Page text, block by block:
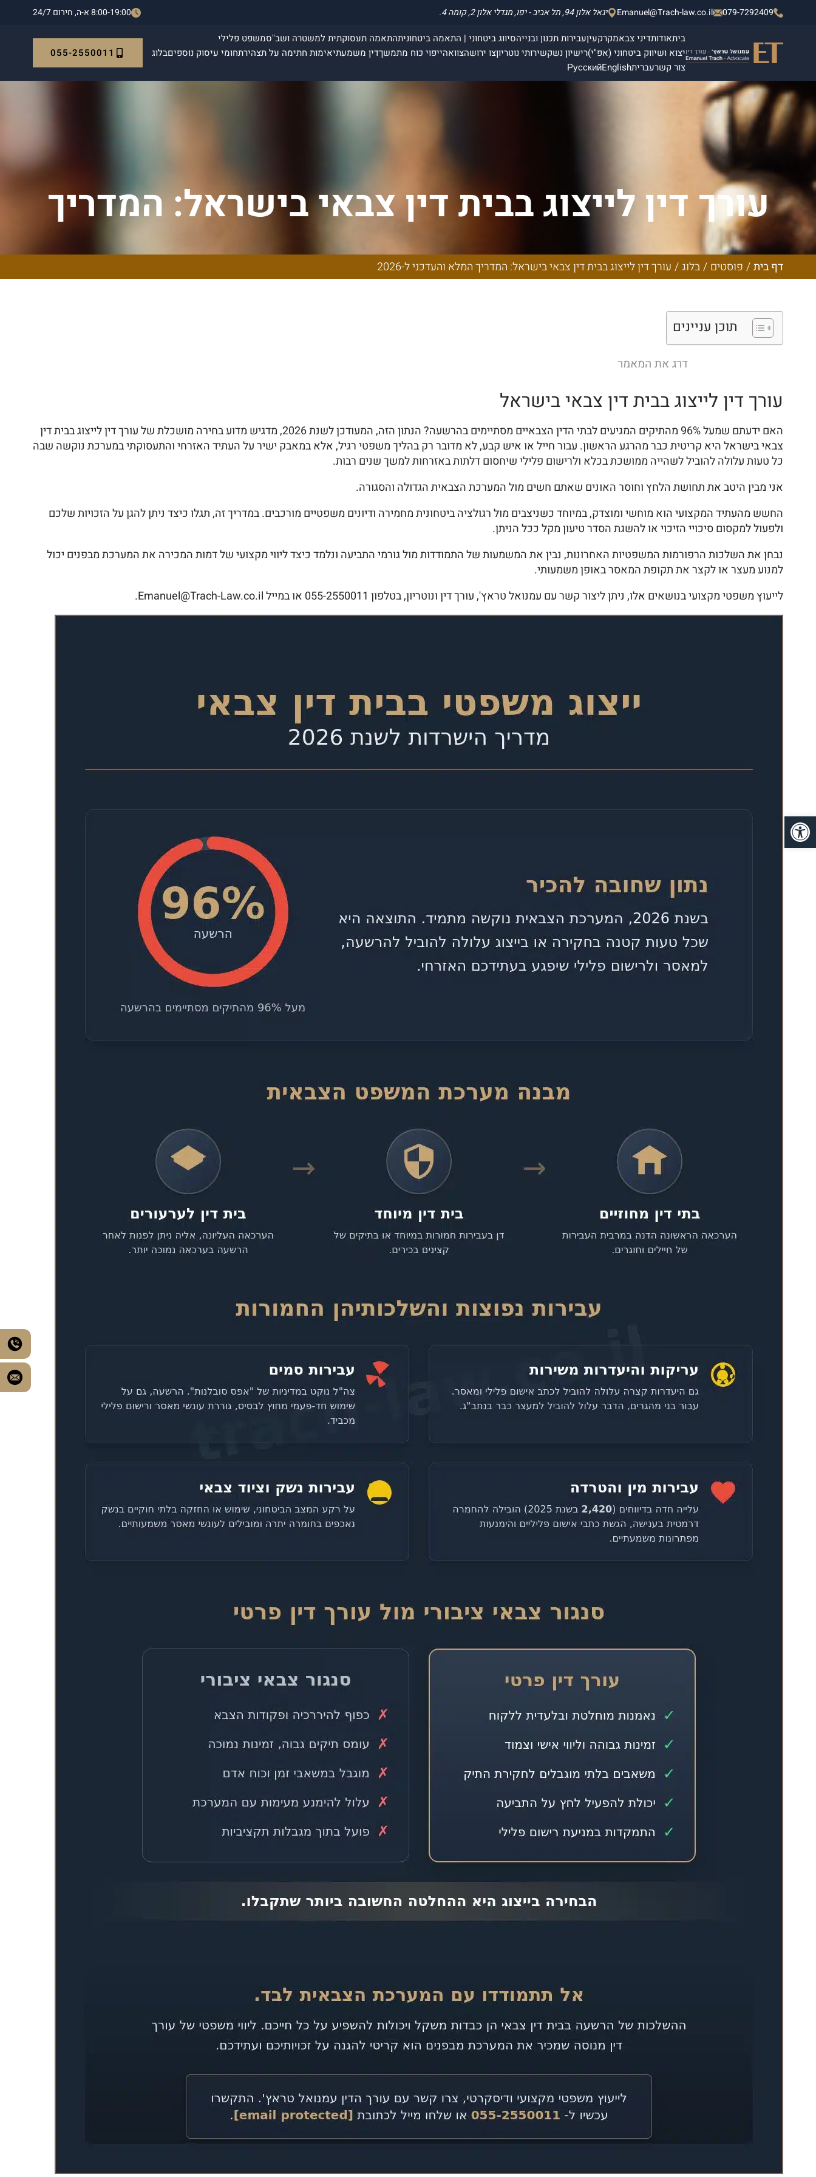
079-7292409
Emanuel@Trach-law.co.il יגאל אלון 94, תל אביב - יפו, מגדלי אלון 2, קומה 4. 8:00-19:00 א-ה, חירום 24/7
ביתאודותדיני צבאמקרקעיןעבירות תכנון ובנייהסיווג ביטחוני | התאמה ביטחוניתהתאמה תעסוקתית למשטרה ושב"סמשפט פלילי
יצוא ושיווק ביטחוני (אפ"י)רישיון נשקשירותי נוטריוןצו ירושהצוואהייפוי כוח מתמשךדין משמעתיאימות חתימה על תצהירתחומי עיסוק נוספיםבלוג
צור קשרעבריתEnglish
Русский
055-2550011
עורך דין לייצוג בבית דין צבאי בישראל: המדריך
המלא והעדכני ל-2026 דף בית/ פוסטים /בלוג/ עורך דין לייצוג בבית דין צבאי בישראל: המדריך המלא והעדכני ל-2026
תוכן עניינים
דרג את המאמר
עורך דין לייצוג בבית דין צבאי בישראל
האם ידעתם שמעל 96% מהתיקים המגיעים לבתי הדין הצבאיים מסתיימים בהרשעה? הנתון הזה, המעודכן לשנת 2026, מדגיש מדוע בחירה מושכלת של עורך דין לייצוג בבית דין
צבאי בישראל היא קריטית כבר מהרגע הראשון. עבור חייל או איש קבע, לא מדובר רק בהליך משפטי רגיל, אלא במאבק ישיר על העתיד האזרחי והתעסוקתי במערכת נוקשה שבה
כל טעות עלולה להוביל לשהייה ממושכת בכלא ולרישום פלילי שיחסום דלתות באזרחות למשך שנים רבות.
אני מבין היטב את תחושת הלחץ וחוסר האונים שאתם חשים מול המערכת הצבאית הגדולה והסגורה.
החשש מהעתיד המקצועי הוא מוחשי ומוצדק, במיוחד כשניצבים מול רגולציה ביטחונית מחמירה ודיונים משפטיים מורכבים. במדריך זה, תגלו כיצד ניתן להגן על הזכויות שלכם
ולפעול למקסום סיכויי הזיכוי או להשגת הסדר טיעון מקל ככל הניתן.
נבחן את השלכות הרפורמות המשפטיות האחרונות, נבין את המשמעות של התמודדות מול גורמי התביעה ונלמד כיצד ליווי מקצועי של דמות המכירה את המערכת מבפנים יכול
למנוע מעצר או לקצר את תקופת המאסר באופן משמעותי.
לייעוץ משפטי מקצועי בנושאים אלו, ניתן ליצור קשר עם עמנואל טראץ', עורך דין ונוטריון, בטלפון 055-2550011 או במייל Emanuel@Trach-Law.co.il.
פתח סרגל נגישות